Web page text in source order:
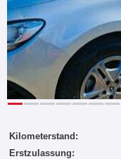
Kilometerstand:
Erstzulassung: